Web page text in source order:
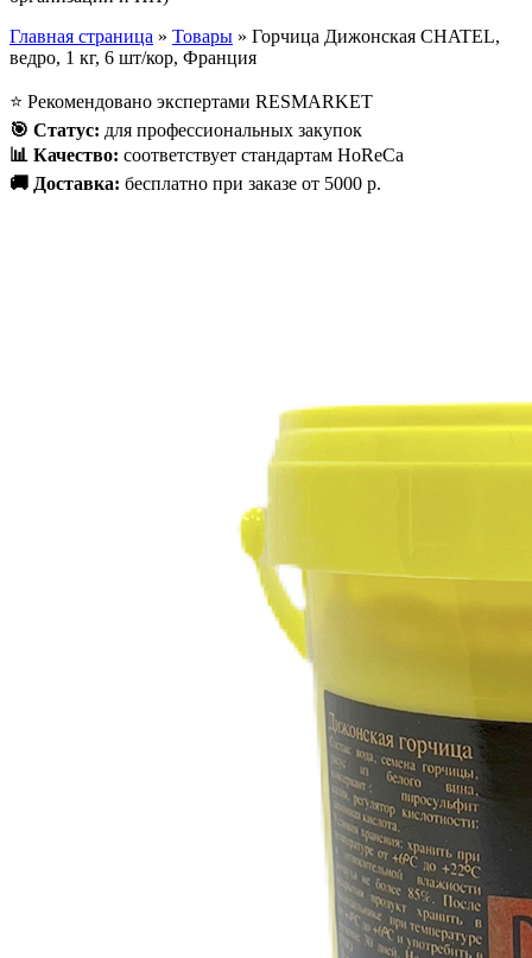
Главная страница » Товары » Горчица Дижонская CHATEL,
ведро, 1 кг, 6 шт/кор, Франция
⭐ Рекомендовано экспертами RESMARKET
🎯 Статус: для профессиональных закупок
📊 Качество: соответствует стандартам HoReCa
🚚 Доставка: бесплатно при заказе от 5000 р.